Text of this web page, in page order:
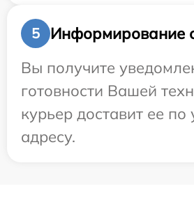
5
Информирование
Вы получите
готовности Вашей
курьер доставит ее
адресу.